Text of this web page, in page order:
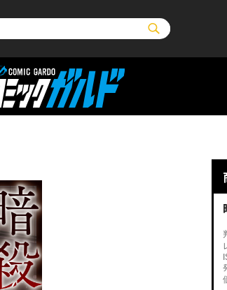
オーバーラップ広報
オーバーラップノベルスf ロサージュノベ